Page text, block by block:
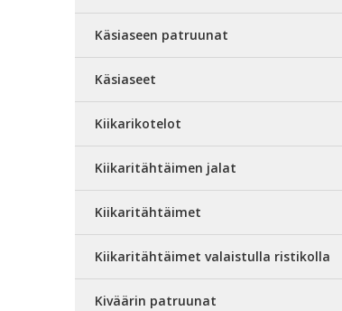
Käsiaseen patruunat
Käsiaseet
Kiikarikotelot
Kiikaritähtäimen jalat
Kiikaritähtäimet
Kiikaritähtäimet valaistulla ristikolla
Kiväärin patruunat